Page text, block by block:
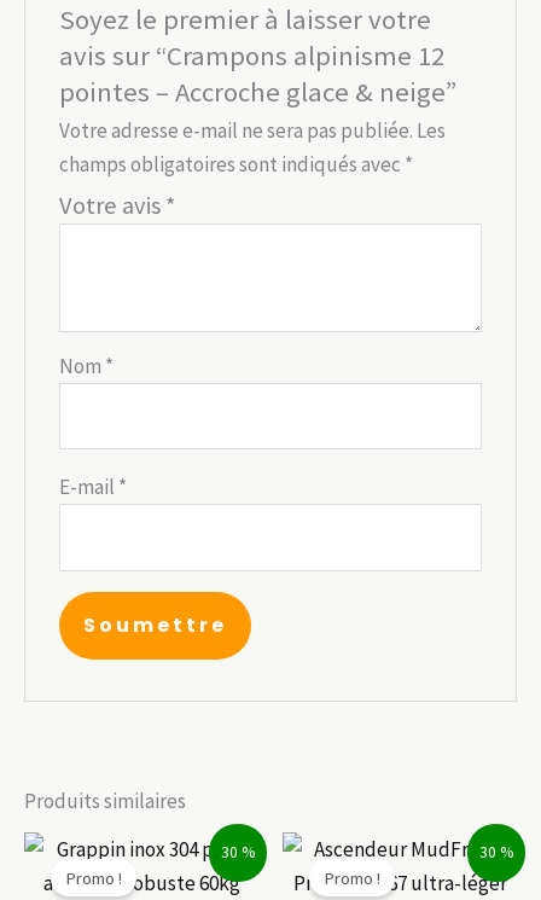
Soyez le premier à laisser votre
avis sur “Crampons alpinisme 12
pointes – Accroche glace & neige”
Votre adresse e-mail ne sera pas publiée. Les
champs obligatoires sont indiqués avec *
Votre avis*
Nom *
E-mail *
Produits similaires
30 %
Promo !
30 %
Promo !